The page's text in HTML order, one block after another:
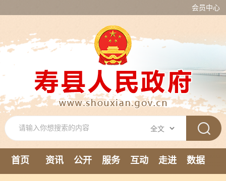
会员中心
首页 资讯 公开 服务 互动 走进
数据